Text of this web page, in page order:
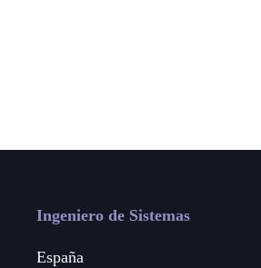
Ingeniero de Sistemas
España